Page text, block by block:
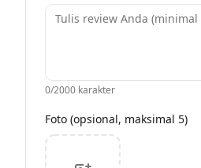
0/2000 karakter
Foto (opsional, maksimal 5)